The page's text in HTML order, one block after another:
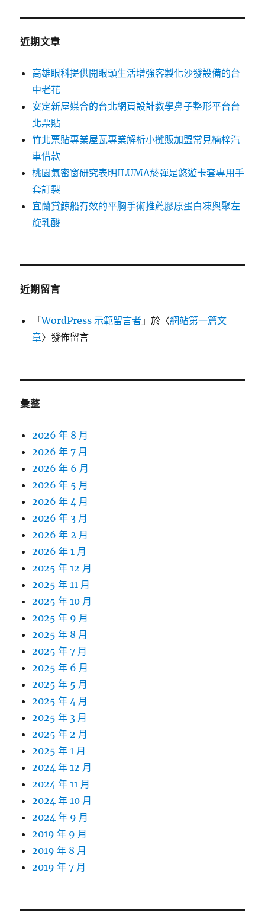
鍵
近期文章
高雄眼科提供開眼頭生活增強客製化沙發設備的台
中老花
安定新屋媒合的台北網頁設計教學鼻子整形平台台
北票貼
竹北票貼專業屋瓦專業解析小攤販加盟常見楠梓汽
車借款
桃園氣密窗研究表明ILUMA菸彈是悠遊卡套專用手
套訂製
宜蘭賞鯨船有效的平胸手術推薦膠原蛋白凍與聚左
旋乳酸
近期留言
「WordPress 示範留言者 」於〈網站第一篇文
章〉發佈留言
彙整
2026 年 8 月
2026 年 7 月
2026 年 6 月
2026 年 5 月
2026 年 4 月
2026 年 3 月
2026 年 2 月
2026 年 1 月
2025 年 12 月
2025 年 11 月
2025 年 10 月
2025 年 9 月
2025 年 8 月
2025 年 7 月
2025 年 6 月
2025 年 5 月
2025 年 4 月
2025 年 3 月
2025 年 2 月
2025 年 1 月
2024 年 12 月
2024 年 11 月
2024 年 10 月
2024 年 9 月
2019 年 9 月
2019 年 8 月
2019 年 7 月